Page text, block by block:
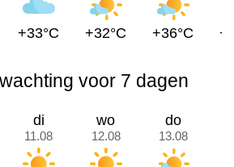
+33°C +32°C +36°C
voor 7 dagen
di
11.08
wo
12.08
do
13.08